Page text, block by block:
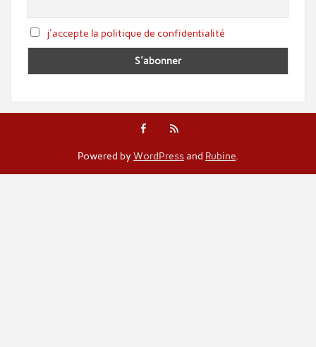
j'accepte la politique de confidentialité
Powered by WordPressand Rubine